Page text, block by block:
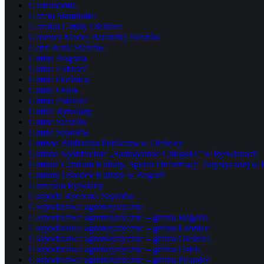
Gastronomia
Gazeta Stambułka
Gazetka Gminy Oleśnica
Generics Maciej Baradziej Staszów
Getin Bank Staszów
Gmina Bogoria
Gmina Łubnice
Gmina Oleśnica
Gmina Osiek
Gmina Połaniec
Gmina Rytwiany
Gmina Staszów
Gmina Szydłów
Gminna Biblioteka Publiczna w Oleśnicy
Gminna Spółdzielnia „Samopomoc Chłopska” w Rytwianach
Gminne Centrum Kultury, Sportu i Informacji Turystycznej w
Gminny Ośrodek Kultury w Bogorii
Gorzelnia Rytwiany
Gospoda Rycerska Szydłów
Gospodarstwa agroturystyczne
Gospodarstwa agroturystyczne – gmina Bogoria
Gospodarstwa agroturystyczne – gmina Łubnice
Gospodarstwa agroturystyczne – gmina Oleśnica
Gospodarstwa agroturystyczne – gmina Osiek
Gospodarstwa agroturystyczne – gmina Połaniec